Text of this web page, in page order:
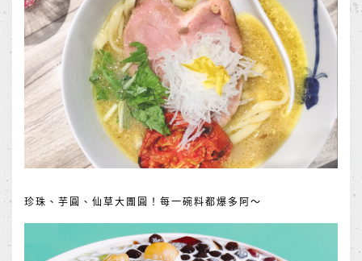
珍珠、芋圓、仙草大團圓！每一碗料都爆多阿～